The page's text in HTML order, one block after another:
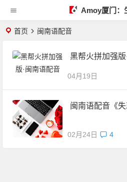
Amoy厦门：
首页 闽南语配音
黑帮火拼加强
04月19日
闽南语配音《
02月24日 4